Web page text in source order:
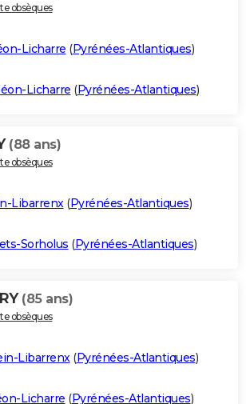
obsèques
Licharre (Pyrénées-Atlantiques)
Licharre (Pyrénées-Atlantiques)
(88 ans)
obsèques
Libarrenx(Pyrénées-Atlantiques)
Sorholus (Pyrénées-Atlantiques)
(85 ans)
obsèques
Libarrenx(Pyrénées-Atlantiques)
Licharre (Pyrénées-Atlantiques)